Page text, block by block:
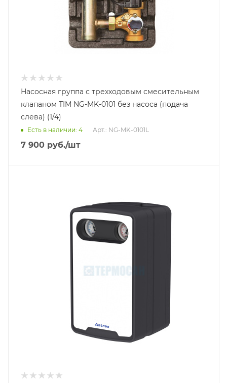
Насосная группа с трехходовым смесительным
клапаном TIM NG-MK-0101 без насоса (подача
слева) (1/4)
Есть в наличии: 4 Арт.: NG-MK-0101L
7 900 руб./шт